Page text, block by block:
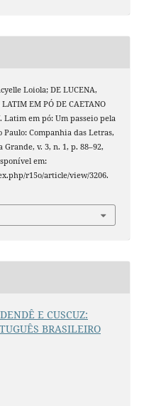
Loiola; DE LUCENA,
EM PÓ DE CAETANO
Latim em pó: Um passeio pela
Paulo: Companhia das Letras,
Grande, v. 3, n. 1, p. 88–92,
em:
r15o/article/view/3206.
E CUSCUZ:
BRASILEIRO